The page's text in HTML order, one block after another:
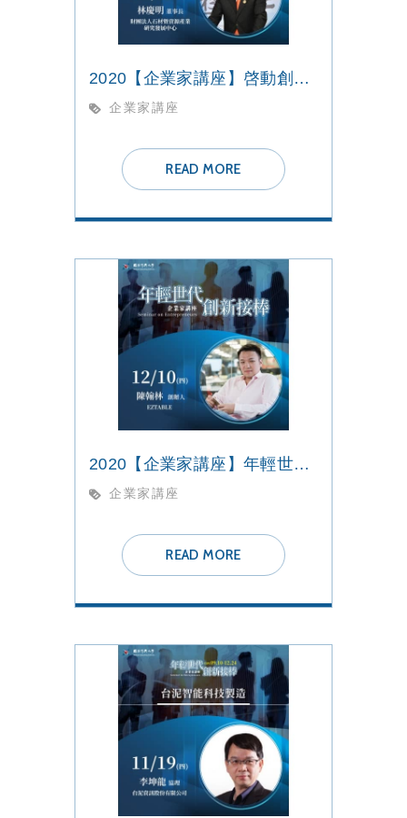
2020【企業家講座】啓動創新 航向未來
企業家講座
READ MORE
2020【企業家講座】年輕世代 創新接棒
企業家講座
READ MORE